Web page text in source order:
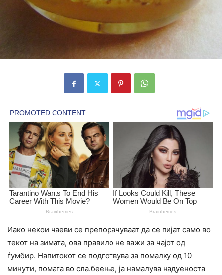
Иако некои чаеви се препорачуваат да се пијат само во
текот на зимата, ова правило не важи за чајот од
ѓумбир. Напитокот се подготвува за помалку од 10
минути, помага во сла.беење, ја намалува надуеноста